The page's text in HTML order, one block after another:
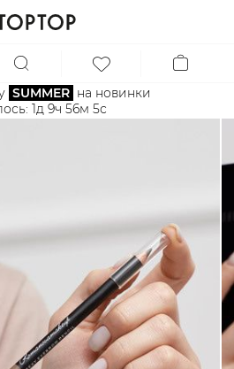
SUMMER на новинки
1д 9ч 56м 5с